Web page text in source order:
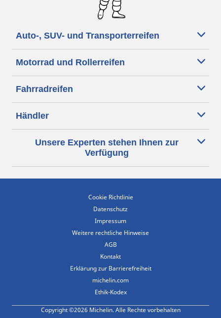
Auto-, SUV- und Transporterreifen
Motorrad und Rollerreifen
Fahrradreifen
Händler
Unsere Experten stehen Ihnen zur
Verfügung
Cookie Richtlinie
Datenschutz
Impressum
Weitere rechtliche Hinweise
AGB
Kontakt
Erklärung zur Barrierefreiheit
michelin.com
Ethik-Kodex
Copyright ©2026 Michelin. Alle Rechte vorbehalten